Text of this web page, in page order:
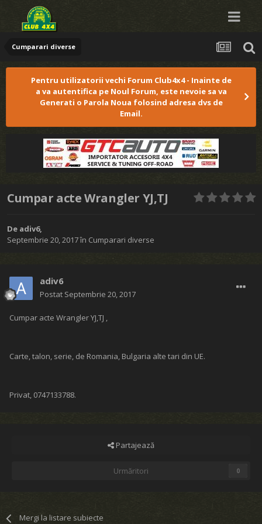
Cumparari diverse
Pentru utilizatorii vechi Forum Club4x4 - Inainte de
a va autentifica pe Noul Forum, este nevoie sa va
Generati o Parola Noua folosind adresa dvs de
Email.
Cumpar acte Wrangler YJ,TJ
De adiv6,
Septembrie 20, 2017în Cumparari diverse
adiv6
Postat Septembrie 20, 2017
Cumpar acte Wrangler YJ,TJ ,
Carte, talon, serie, de Romania, Bulgaria alte tari din UE.
Privat, 0747133788.
Partajează
Urmăritori 0
Mergi la listare subiecte